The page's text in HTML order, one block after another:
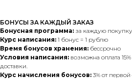
БОНУСЫ ЗА КАЖДЫЙ ЗАКАЗ
Бонусная программа: за каждую
Курс написания: 1 бонус = 1 рублю
Время бонусов хранения: бессрочно
Условия написания: возможна оплата
доставки.
Курс начисления бонусов: 3% от